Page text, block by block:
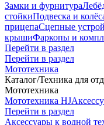
Замки и фурнитура
стойкиПодвеска и
прицепаСцепные
крышиФаркопы и
Перейти в раздел
Перейти в раздел
Мототехника
Каталог/Техника для
Мототехника
Мототехника HJ
Перейти в раздел
Аксессуары к водной